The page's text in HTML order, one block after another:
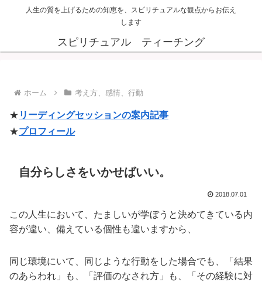
人生の質を上げるための知恵を、スピリチュアルな観点からお伝え
します
スピリチュアル ティーチング
ホーム 考え方、感情、行動
★ リーディングセッションの案内記事
★プロフィール
自分らしさをいかせばいい。
2018.07.01
この人生において、たましいが学ぼうと決めてきている内
容が違い、備えている個性も違いますから、
同じ環境にいて、同じような行動をした場合でも、「結果
のあらわれ」も、「評価のなされ方」も、「その経験に対